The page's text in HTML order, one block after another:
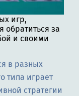
игр,
за
и своими
в разных
типа играет
стратегии